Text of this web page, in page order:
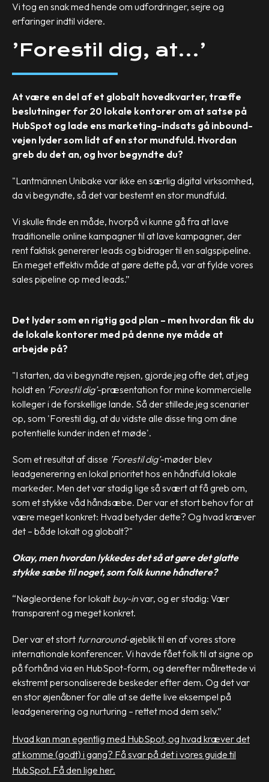
Vi tog en snak med hende om udfordringer, sejre og
erfaringer indtil videre.
’Forestil dig, at…’
At være en del af et globalt hovedkvarter, træffe
beslutninger for 20 lokale kontorer om at satse på
HubSpot og lade ens marketing-indsats gå inbound-
vejen lyder som lidt af en stor mundfuld. Hvordan
greb du det an, og hvor begyndte du?
"Lantmännen Unibake var ikke en særlig digital virksomhed,
da vi begyndte, så det var bestemt en stor mundfuld.
Vi skulle finde en måde, hvorpå vi kunne gå fra at lave
traditionelle online kampagner til at lave kampagner, der
rent faktisk genererer leads og bidrager til en salgspipeline.
En meget effektiv måde at gøre dette på, var at fylde vores
sales pipeline op med leads.”
Det lyder som en rigtig god plan – men hvordan fik du
de lokale kontorer med på denne nye måde at
arbejde på?
"I starten, da vi begyndte rejsen, gjorde jeg ofte det, at jeg
holdt en ’Forestil dig’-præsentation for mine kommercielle
kolleger i de forskellige lande. Så der stillede jeg scenarier
op, som 'Forestil dig, at du vidste alle disse ting om dine
potentielle kunder inden et møde'.
Som et resultat af disse ’Forestil dig’-møder blev
leadgenerering en lokal prioritet hos en håndfuld lokale
markeder. Men det var stadig lige så svært at få greb om,
som et stykke våd håndsæbe. Der var et stort behov for at
være meget konkret: Hvad betyder dette? Og hvad kræver
det – både lokalt og globalt?"
Okay, men hvordan lykkedes det så at gøre det glatte
stykke sæbe til noget, som folk kunne håndtere?
“Nøgleordene for lokalt buy-invar, og er stadig: Vær
transparent og meget konkret.
Der var et stort turnaround-øjeblik til en af vores store
internationale konferencer. Vi havde fået folk til at signe op
på forhånd via en HubSpot-form, og derefter målrettede vi
ekstremt personaliserede beskeder efter dem. Og det var
en stor øjenåbner for alle at se dette live eksempel på
leadgenerering og nurturing – rettet mod dem selv.”
Hvad kan man egentlig med HubSpot, og hvad kræver det
at komme (godt) i gang? Få svar på det i vores guide til
HubSpot. Få den lige her.